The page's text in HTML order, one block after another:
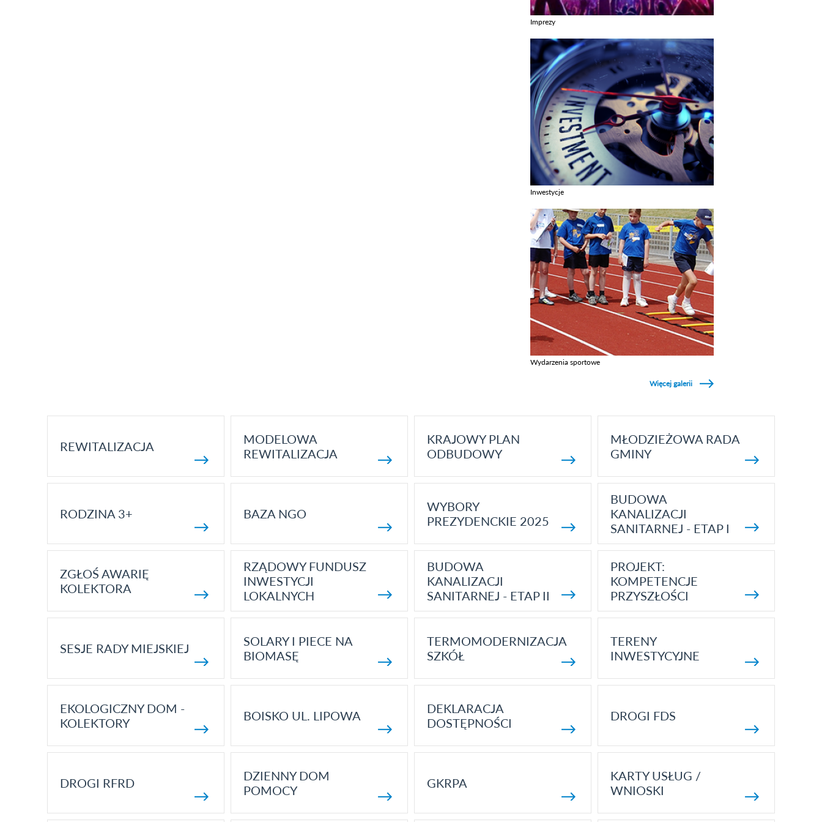
Imprezy
Inwestycje
Wydarzenia sportowe
Więcej galerii
REWITALIZACJA
MODELOWA
REWITALIZACJA
KRAJOWY PLAN
ODBUDOWY
MŁODZIEŻOWA RADA
GMINY
RODZINA 3+ BAZA NGO
WYBORY
PREZYDENCKIE 2025
BUDOWA
KANALIZACJI
SANITARNEJ - ETAP I
ZGŁOŚ AWARIĘ
KOLEKTORA
RZĄDOWY FUNDUSZ
INWESTYCJI
LOKALNYCH
BUDOWA
KANALIZACJI
SANITARNEJ - ETAP II
PROJEKT:
KOMPETENCJE
PRZYSZŁOŚCI
SESJE RADY MIEJSKIEJ
SOLARY I PIECE NA
BIOMASĘ
TERMOMODERNIZACJA
SZKÓŁ
TERENY
INWESTYCYJNE
EKOLOGICZNY DOM -
KOLEKTORY
BOISKO UL. LIPOWA
DEKLARACJA
DOSTĘPNOŚCI
DROGI FDS
DROGI RFRD
DZIENNY DOM
POMOCY
GKRPA
KARTY USŁUG /
WNIOSKI